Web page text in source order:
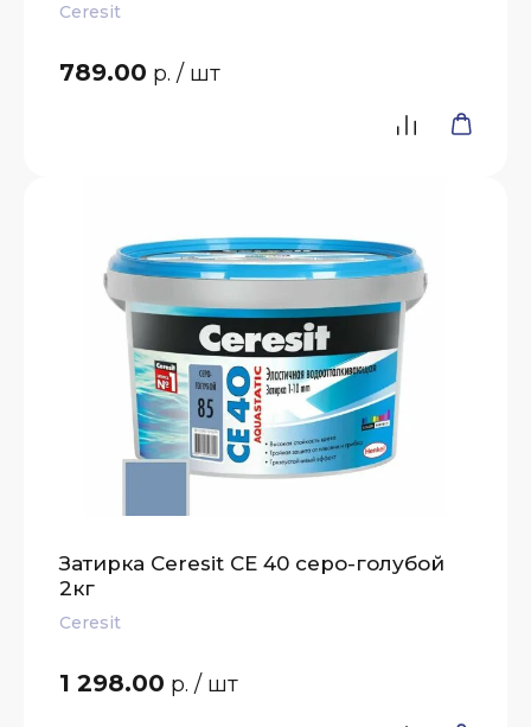
Ceresit
789.00 р. / шт
Затирка Ceresit СЕ 40 серо-голубой
2кг
Ceresit
1 298.00 р. / шт